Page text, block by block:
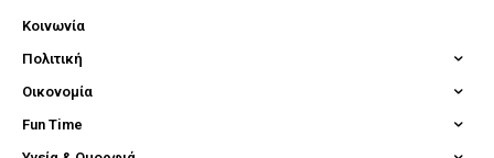
Κοινωνία
Πολιτική
Οικονομία
Fun Time